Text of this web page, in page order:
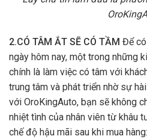
2.CÓ TÂM ẮT SẼ CÓ TẦM Để
ngày hôm nay, một trong những
chính là làm việc có tâm với
trung tâm và phát triển nhờ sự
với OroKingAuto, bạn sẽ không
nhiệt tình của nhân viên từ khâu
chế độ hậu mãi sau khi mua